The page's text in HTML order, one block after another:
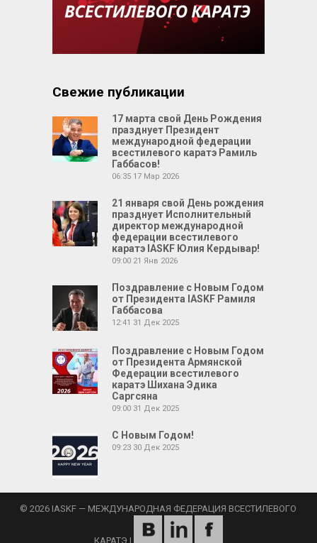
Свежие публикации
17 марта свой День Рождения
празднует Президент
международной федерации
всестилевого каратэ Рамиль
Габбасов!
06:35 17 Мар 2026
21 января свой День рождения
празднует Исполнительный
директор международной
федерации всестилевого
каратэ IASKF Юлия Кердывар!
09:00 21 Янв 2026
Поздравление с Новым Годом
от Президента IASKF Рамиля
Габбасова
12:41 31 Дек 2025
Поздравление с Новым Годом
от Президента Армянской
Федерации всестилевого
каратэ Шихана Эдика
Саргсяна
09:00 31 Дек 2025
С Новым Годом!
09:23 30 Дек 2025
© 2026 IASKF — МЕЖДУНАРОДНАЯ ФЕДЕРАЦИЯ ВСЕСТИЛЕВОГО
КАРАТЭ |